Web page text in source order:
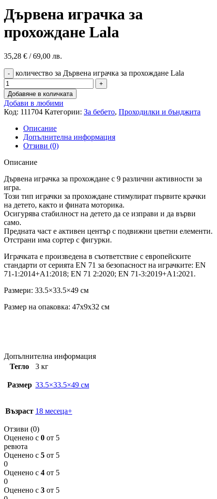
Дървена играчка за
прохождане Lala
35,28 € / 69,00 лв.
количество за Дървена играчка за прохождане Lala
Добавяне в количката
Добави в любими
Код: 111704 Категории: За бебето, Проходилки и бънджита
Описание
Допълнителна информация
Отзиви (0)
Описание
Дървена играчка за прохождане с 9 различни активности за
игра.
Този тип играчки за прохождане стимулират първите крачки
на детето, както и фината моторика.
Осигурява стабилност на детето да се изправи и да върви
само.
Предната част е активен център с подвижни цветни елементи.
Отстрани има сортер с фигурки.
Играчката е произведена в съответствие с европейските
стандарти от серията EN 71 за безопасност на играчките: ЕN
71-1:2014+A1:2018; EN 71 2:2020; EN 71-3:2019+A1:2021.
Размери: 33.5×33.5×49 см
Размер на опаковка: 47x9x32 см
Допълнителна информация
Тегло
3 кг
Размер 33.5×33.5×49 см
Възраст 18 месеца+
Отзиви (0)
Оценено с 0 от 5
ревюта
Оценено с 5 от 5
0
Оценено с 4 от 5
0
Оценено с 3 от 5